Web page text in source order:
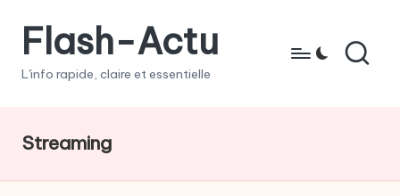
content
Flash-Actu
L'info rapide, claire et essentielle
Streaming